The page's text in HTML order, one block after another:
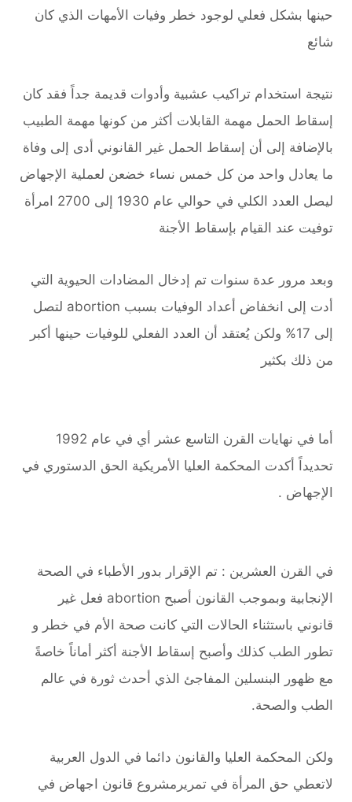
حينها بشكل فعلي لوجود خطر وفيات الأمهات الذي كان
شائع
نتيجة استخدام تراكيب عشبية وأدوات قديمة جداً فقد كان
إسقاط الحمل مهمة القابلات أكثر من كونها مهمة الطبيب
بالإضافة إلى أن إسقاط الحمل غير القانوني أدى إلى وفاة
ما يعادل واحد من كل خمس نساء خضعن لعملية الإجهاض
ليصل العدد الكلي في حوالي عام 1930 إلى 2700 امرأة
توفيت عند القيام بإسقاط الأجنة
وبعد مرور عدة سنوات تم إدخال المضادات الحيوية التي
أدت إلى انخفاض أعداد الوفيات بسبب abortion لتصل
إلى 17% ولكن يُعتقد أن العدد الفعلي للوفيات حينها أكبر
من ذلك بكثير
أما في نهايات القرن التاسع عشر أي في عام 1992
تحديداً أكدت المحكمة العليا الأمريكية الحق الدستوري في
الإجهاض .
في القرن العشرين : تم الإقرار بدور الأطباء في الصحة
الإنجابية وبموجب القانون أصبح abortion فعل غير
قانوني باستثناء الحالات التي كانت صحة الأم في خطر و
تطور الطب كذلك وأصبح إسقاط الأجنة أكثر أماناً خاصةً
مع ظهور البنسلين المفاجئ الذي أحدث ثورة في عالم
الطب والصحة.
ولكن المحكمة العليا والقانون دائما في الدول العربية
لاتعطي حق اﻟﻤﺮأة في تمريرمشروع قانون اجهاض في